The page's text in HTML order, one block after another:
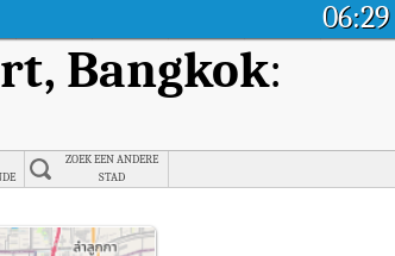
06:29
Bangkok:
สว.)
ZOEK EEN ANDERE
STAD